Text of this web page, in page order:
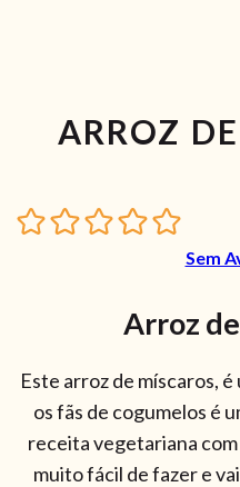
ARROZ
Sem
Arroz
Este arroz de míscaros,
os fãs de cogumelos é
receita vegetariana
muito fácil de fazer e